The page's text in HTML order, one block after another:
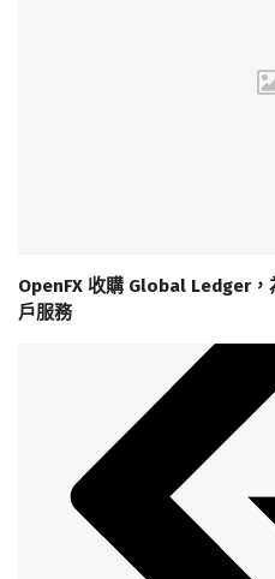
OpenFX 收購 Global Ledger
戶服務